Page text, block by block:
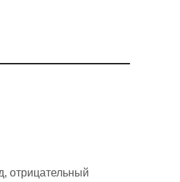
отрицательный